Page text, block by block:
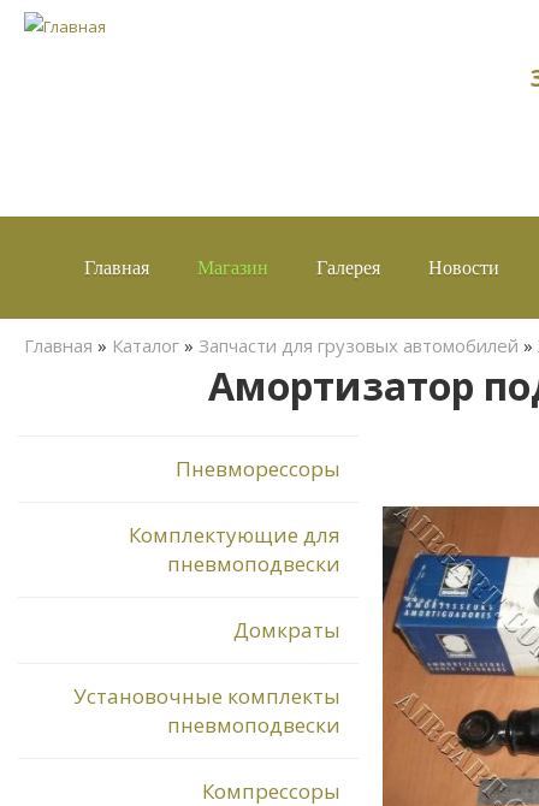
Главная Магазин Галерея Новости
Вы здесь
Главная » Каталог » Запчасти для грузовых автомобилей »
Амортизатор
Пневморессоры
Комплектующие для
пневмоподвески
Домкраты
Установочные комплекты
пневмоподвески
Компрессоры